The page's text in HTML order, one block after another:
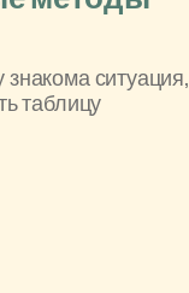
ситуация,
таблицу